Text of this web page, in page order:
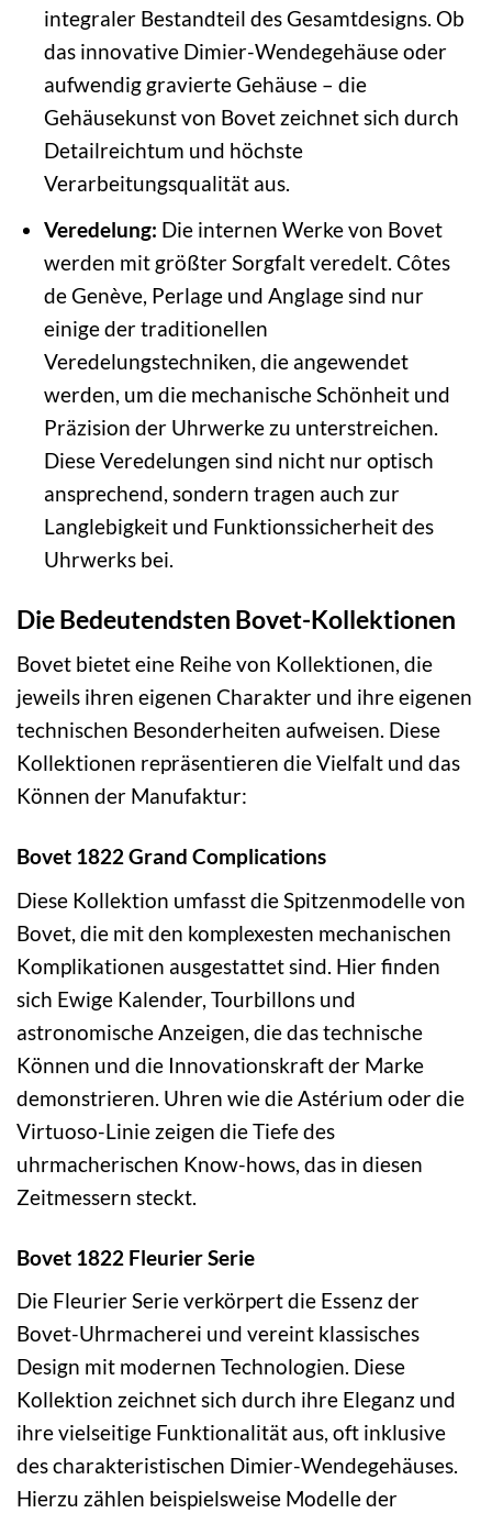
integraler Bestandteil des Gesamtdesigns. Ob
das innovative Dimier-Wendegehäuse oder
aufwendig gravierte Gehäuse – die
Gehäusekunst von Bovet zeichnet sich durch
Detailreichtum und höchste
Verarbeitungsqualität aus.
Veredelung: Die internen Werke von Bovet
werden mit größter Sorgfalt veredelt. Côtes
de Genève, Perlage und Anglage sind nur
einige der traditionellen
Veredelungstechniken, die angewendet
werden, um die mechanische Schönheit und
Präzision der Uhrwerke zu unterstreichen.
Diese Veredelungen sind nicht nur optisch
ansprechend, sondern tragen auch zur
Langlebigkeit und Funktionssicherheit des
Uhrwerks bei.
Die Bedeutendsten Bovet-Kollektionen
Bovet bietet eine Reihe von Kollektionen, die
jeweils ihren eigenen Charakter und ihre eigenen
technischen Besonderheiten aufweisen. Diese
Kollektionen repräsentieren die Vielfalt und das
Können der Manufaktur:
Bovet 1822 Grand Complications
Diese Kollektion umfasst die Spitzenmodelle von
Bovet, die mit den komplexesten mechanischen
Komplikationen ausgestattet sind. Hier finden
sich Ewige Kalender, Tourbillons und
astronomische Anzeigen, die das technische
Können und die Innovationskraft der Marke
demonstrieren. Uhren wie die Astérium oder die
Virtuoso-Linie zeigen die Tiefe des
uhrmacherischen Know-hows, das in diesen
Zeitmessern steckt.
Bovet 1822 Fleurier Serie
Die Fleurier Serie verkörpert die Essenz der
Bovet-Uhrmacherei und vereint klassisches
Design mit modernen Technologien. Diese
Kollektion zeichnet sich durch ihre Eleganz und
ihre vielseitige Funktionalität aus, oft inklusive
des charakteristischen Dimier-Wendegehäuses.
Hierzu zählen beispielsweise Modelle der